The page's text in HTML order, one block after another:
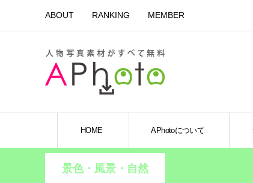
ABOUT RANKING MEMBER
HOME APhotoについて
景色・風景・自然